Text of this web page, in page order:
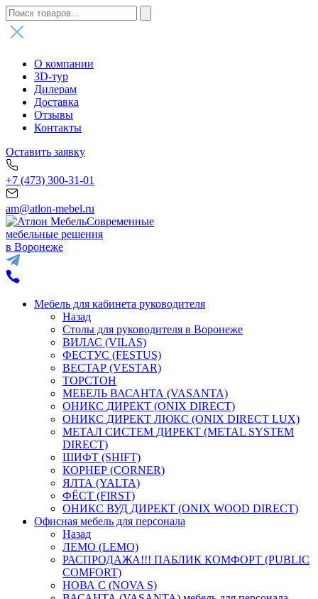
О компании
3D-тур
Дилерам
Доставка
Отзывы
Контакты
Оставить заявку
+7 (473) 300-31-01
am@atlon-mebel.ru
Современные
мебельные решения
в Воронеже
Мебель для кабинета руководителя
Назад
Столы для руководителя в Воронеже
ВИЛАС (VILAS)
ФЕСТУС (FESTUS)
ВЕСТАР (VESTAR)
ТОРСТОН
МЕБЕЛЬ ВАСАНТА (VASANTA)
ОНИКС ДИРЕКТ (ONIX DIRECT)
ОНИКС ДИРЕКТ ЛЮКС (ONIX DIRECT LUX)
МЕТАЛ СИСТЕМ ДИРЕКТ (METAL SYSTEM
DIRECT)
ШИФТ (SHIFT)
КОРНЕР (CORNER)
ЯЛТА (YALTA)
ФЁСТ (FIRST)
ОНИКС ВУД ДИРЕКТ (ONIX WOOD DIRECT)
Офисная мебель для персонала
Назад
ЛЕМО (LEMO)
РАСПРОДАЖА!!! ПАБЛИК КОМФОРТ (PUBLIC
COMFORT)
НОВА С (NOVA S)